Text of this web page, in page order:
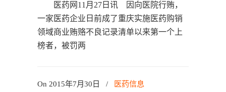
医药网11月27日讯 因向医院行贿，
一家医药企业日前成了重庆实施医药购销
领域商业贿赂不良记录清单以来第一个上
榜者，被罚两
On 2015年7月30日 / 医药信息